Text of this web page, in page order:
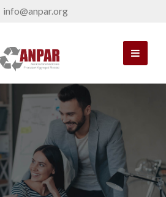
info@anpar.org